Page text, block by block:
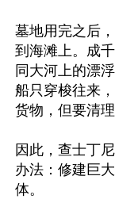
墓地用完之后
到海滩上。成
同大河上的漂
船只穿梭往来
货物，但要清
因此，查士丁
办法：修建巨
体。